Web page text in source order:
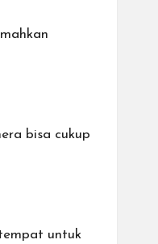
bisa cukup
untuk